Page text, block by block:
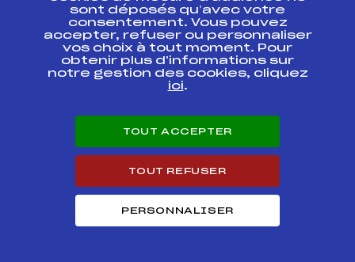
Course Cat.
BNAM0176.FFS
SAMSE BIATHLON
SUMMER TOUR FFS
FFS
BNAM0172.FFS FFS
SAMSE BIATHLON
SUMMER TOUR
SUMMER TOUR FFS
sont déposés qu’avec votre
consentement. Vous pouvez
accepter, refuser ou personnaliser
vos choix à tout moment. Pour
obtenir plus d'informations sur
notre gestion des cookies, cliquez
ici.
TOUT ACCEPTER
TOUT REFUSER
PERSONNALISER